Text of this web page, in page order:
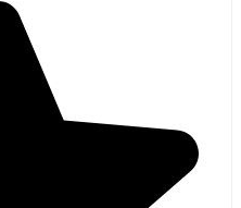
de maten nog een keer
werd de hordeur
en ze hadden de hordeur
hem alleen nog in de
wat een top service,
Raamdecor heel erg